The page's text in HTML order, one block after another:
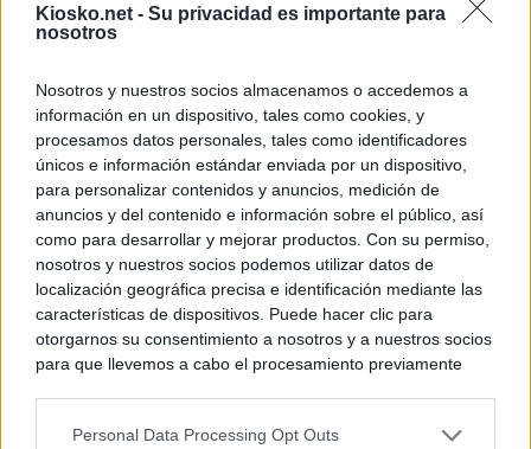
Kiosko.net - Su privacidad es importante para
nosotros
Nosotros y nuestros socios almacenamos o accedemos a
información en un dispositivo, tales como cookies, y
procesamos datos personales, tales como identificadores
únicos e información estándar enviada por un dispositivo,
para personalizar contenidos y anuncios, medición de
anuncios y del contenido e información sobre el público, así
como para desarrollar y mejorar productos. Con su permiso,
nosotros y nuestros socios podemos utilizar datos de
localización geográfica precisa e identificación mediante las
características de dispositivos. Puede hacer clic para
otorgarnos su consentimiento a nosotros y a nuestros socios
para que llevemos a cabo el procesamiento previamente
negar su consentimiento. Tenga en cuenta que algún
Personal Data Processing Opt Outs